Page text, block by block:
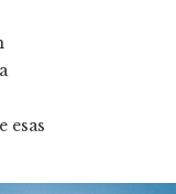
esas